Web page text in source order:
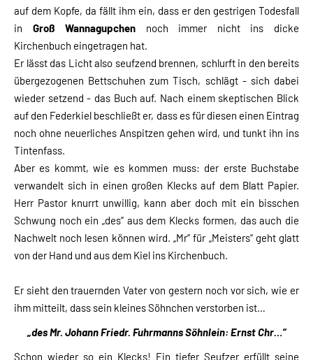
auf dem Kopfe, da fällt ihm ein, dass er den gestrigen Todesfall
in Groß Wannagupchen noch immer nicht ins dicke
Kirchenbuch eingetragen hat.
Er lässt das Licht also seufzend brennen, schlurft in den bereits
übergezogenen Bettschuhen zum Tisch, schlägt - sich dabei
wieder setzend - das Buch auf. Nach einem skeptischen Blick
auf den Federkiel beschließt er, dass es für diesen einen Eintrag
noch ohne neuerliches Anspitzen gehen wird, und tunkt ihn ins
Tintenfass.
Aber es kommt, wie es kommen muss: der erste Buchstabe
verwandelt sich in einen großen Klecks auf dem Blatt Papier.
Herr Pastor knurrt unwillig, kann aber doch mit ein bisschen
Schwung noch ein „des“ aus dem Klecks formen, das auch die
Nachwelt noch lesen können wird. „Mr“ für „Meisters“ geht glatt
von der Hand und aus dem Kiel ins Kirchenbuch.
Er sieht den trauernden Vater von gestern noch vor sich, wie er
ihm mitteilt, dass sein kleines Söhnchen verstorben ist…
„des Mr. Johann Friedr. Fuhrmanns Söhnlein: Ernst Chr…“
Schon wieder so ein Klecks! Ein tiefer Seufzer erfüllt seine